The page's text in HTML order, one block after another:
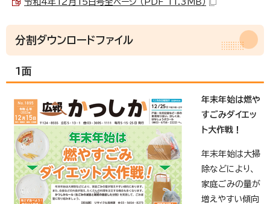
分割ダウンロードファイル
1面
年末年始は燃や
すごみダイエッ
ト大作戦！
年末年始は大掃
除などにより、
家庭ごみの量が
増えやすい傾向